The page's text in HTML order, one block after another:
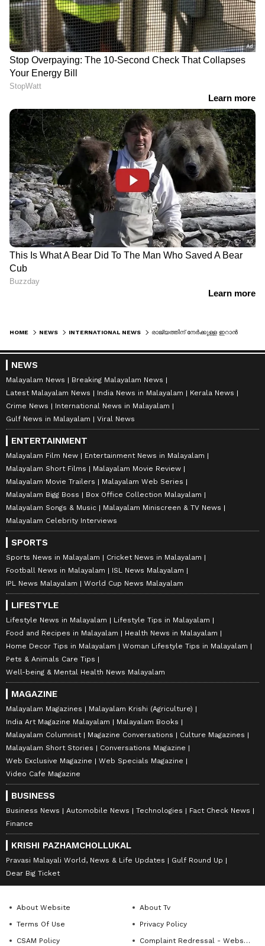
HOME NEWS INTERNATIONAL NEWS
NEWS
Malayalam News
Breaking Malayalam News
Latest Malayalam News
India News in Malayalam
Kerala News
Crime News
International News in Malayalam
Gulf News in Malayalam
Viral News
ENTERTAINMENT
Malayalam Film New
Entertainment News in Malayalam
Malayalam Short Films
Malayalam Movie Review
Malayalam Movie Trailers
Malayalam Web Series
Malayalam Bigg Boss
Box Office Collection Malayalam
Malayalam Songs & Music
Malayalam Miniscreen & TV News
Malayalam Celebrity Interviews
SPORTS
Sports News in Malayalam
Cricket News in Malayalam
Football News in Malayalam
ISL News Malayalam
IPL News Malayalam
World Cup News Malayalam
LIFESTYLE
Lifestyle News in Malayalam
Lifestyle Tips in Malayalam
Food and Recipes in Malayalam
Health News in Malayalam
Home Decor Tips in Malayalam
Woman Lifestyle Tips in Malayalam
Pets & Animals Care Tips
Well-being & Mental Health News Malayalam
MAGAZINE
Malayalam Magazines
Malayalam Krishi (Agriculture)
India Art Magazine Malayalam
Malayalam Books
Malayalam Columnist
Magazine Conversations
Culture Magazines
Malayalam Short Stories
Conversations Magazine
Web Exclusive Magazine
Web Specials Magazine
Video Cafe Magazine
BUSINESS
Business News Automobile News Technologies
Fact Check News
Finance
KRISHI PAZHAMCHOLLUKAL
Pravasi Malayali World, News & Life Updates
Gulf Round Up
Dear Big Ticket
About Website
About Tv
Terms Of Use
Privacy Policy
CSAM Policy
Complaint Redressal - Website